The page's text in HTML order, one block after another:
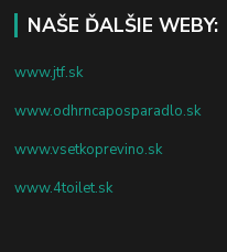
NAŠE ĎALŠIE WEBY:
www.jtf.sk
www.odhrncaposparadlo.sk
www.vsetkoprevino.sk
www.4toilet.sk